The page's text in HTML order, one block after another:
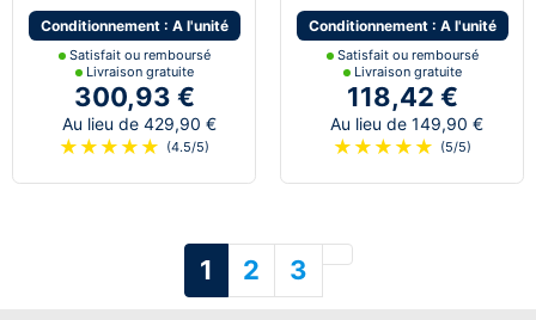
Conditionnement : A l'unité
Satisfait ou remboursé
Livraison gratuite
300,93 €
Au lieu de 429,90 €
★ ★ ★ ★ ★ (4.5/5)
Conditionnement : A l'unité
Satisfait ou remboursé
Livraison gratuite
118,42 €
Au lieu de 149,90 €
★ ★ ★ ★ ★ (5/5)
1 2 3 Suivant